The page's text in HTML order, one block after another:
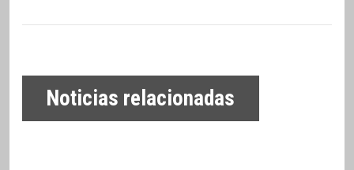
Noticias relacionadas